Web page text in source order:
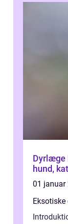
Dyrlæge
hund,
01 januar
Eksotiske